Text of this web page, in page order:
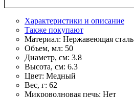
Характеристики и описание
Также покупают
Материал: Нержавеющая сталь
Объем, мл: 50
Диаметр, см: 3.8
Высота, см: 6.3
Цвет: Медный
Вес, г: 62
Микроволновая печь: Нет